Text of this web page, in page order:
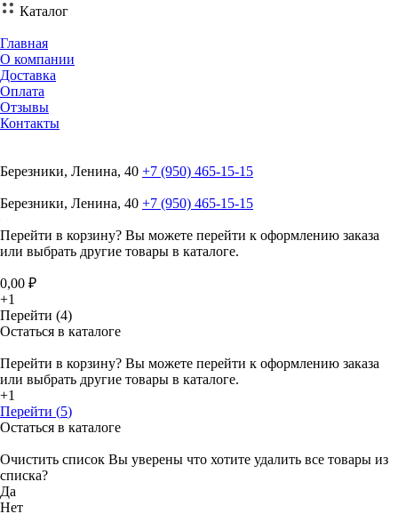
Каталог
Главная
О компании
Доставка
Оплата
Отзывы
Контакты
Березники, Ленина, 40 +7 (950) 465-15-15
Березники, Ленина, 40 +7 (950) 465-15-15
Перейти в корзину? Вы можете перейти к оформлению заказа
или выбрать другие товары в каталоге.
0,00 ₽
+1
Перейти (4)
Остаться в каталоге
Перейти в корзину? Вы можете перейти к оформлению заказа
или выбрать другие товары в каталоге.
+1
Перейти (5)
Остаться в каталоге
Очистить список Вы уверены что хотите удалить все товары из
списка?
Да
Нет